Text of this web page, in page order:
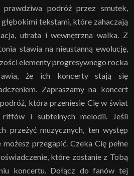
podróż przez smutek,
tekstami, które zahaczają
utrata i wewnętrzna walka. Z
stawia na nieustanną ewolucję,
elementy progresywnego rocka
że ich koncerty stają się
Zapraszamy na koncert
która przeniesie Cię w świat
riffów i subtelnych melodii. Jeśli
przeżyć muzycznych, ten występ
przegapić. Czeka Cię pełne
które zostanie z Tobą
koncertu. Dołącz do fanów tej